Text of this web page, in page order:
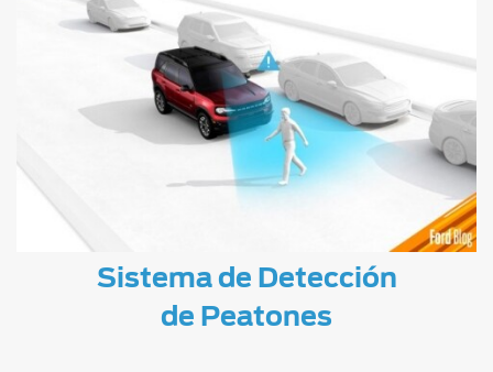
Ford
Credit
Vehículos
Comerciales
Localiza un
Distribuidor
Precio de
Mantenimiento
Programa de
Mantenimiento
Vehículos
Motorcraft
Revisión
Garantía
Técnico
Sistema de Detección
de Peatones